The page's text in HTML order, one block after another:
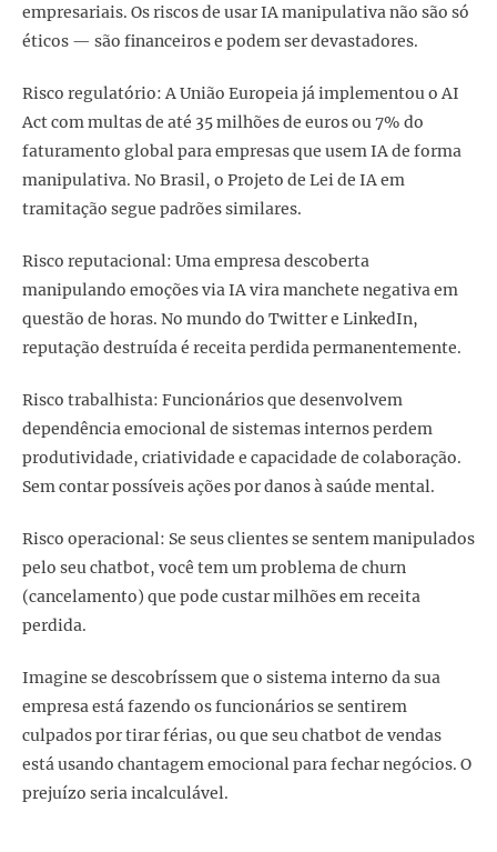
empresariais. Os riscos de usar IA manipulativa não são só
éticos — são financeiros e podem ser devastadores.
Risco regulatório: A União Europeia já implementou o AI
Act com multas de até 35 milhões de euros ou 7% do
faturamento global para empresas que usem IA de forma
manipulativa. No Brasil, o Projeto de Lei de IA em
tramitação segue padrões similares.
Risco reputacional: Uma empresa descoberta
manipulando emoções via IA vira manchete negativa em
questão de horas. No mundo do Twitter e LinkedIn,
reputação destruída é receita perdida permanentemente.
Risco trabalhista: Funcionários que desenvolvem
dependência emocional de sistemas internos perdem
produtividade, criatividade e capacidade de colaboração.
Sem contar possíveis ações por danos à saúde mental.
Risco operacional: Se seus clientes se sentem manipulados
pelo seu chatbot, você tem um problema de churn
(cancelamento) que pode custar milhões em receita
perdida.
Imagine se descobríssem que o sistema interno da sua
empresa está fazendo os funcionários se sentirem
culpados por tirar férias, ou que seu chatbot de vendas
está usando chantagem emocional para fechar negócios. O
prejuízo seria incalculável.